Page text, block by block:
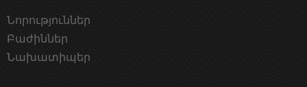
Նորություններ
Բաժիններ
Նախատիպեր